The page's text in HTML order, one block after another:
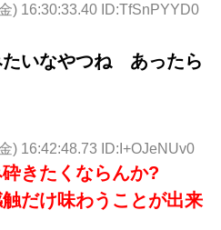
) 16:30:33.40 ID:TfSnPYYD0
たいなやつね あったら
) 16:42:48.73 ID:I+OJeNUv0
きたくならんか?
だけ味わうことが出来